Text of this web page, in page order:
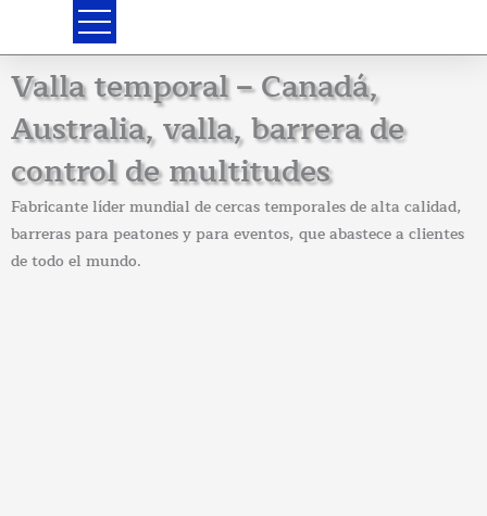
Valla temporal – Canadá,
Australia, valla, barrera de
control de multitudes
Fabricante líder mundial de cercas temporales de alta calidad,
barreras para peatones y para eventos, que abastece a clientes
de todo el mundo.